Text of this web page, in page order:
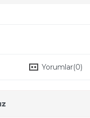
Yorumlar(0)